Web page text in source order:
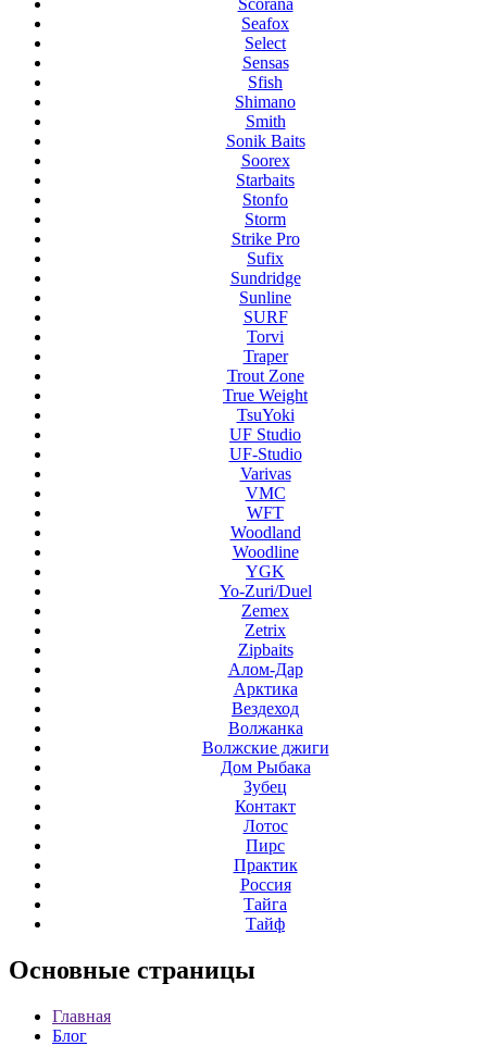
Scorana
Seafox
Select
Sensas
Sfish
Shimano
Smith
Sonik Baits
Soorex
Starbaits
Stonfo
Storm
Strike Pro
Sufix
Sundridge
Sunline
SURF
Torvi
Traper
Trout Zone
True Weight
TsuYoki
UF Studio
UF-Studio
Varivas
VMC
WFT
Woodland
Woodline
YGK
Yo-Zuri/Duel
Zemex
Zetrix
Zipbaits
Алом-Дар
Арктика
Вездеход
Волжанка
Волжские джиги
Дом Рыбака
Зубец
Контакт
Лотос
Пирс
Практик
Россия
Тайга
Тайф
Основные страницы
Главная
Блог